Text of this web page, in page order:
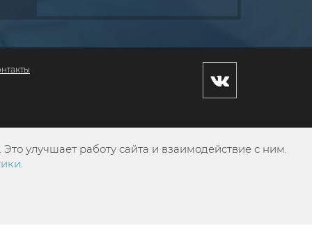
улучшает работу сайта и взаимодействие с ним.
.